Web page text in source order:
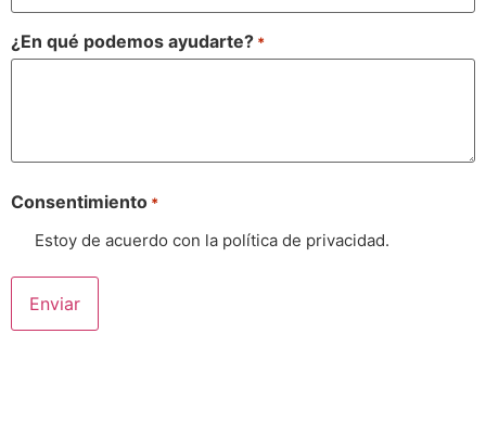
¿En qué podemos ayudarte? *
Consentimiento *
Estoy de acuerdo con la política de privacidad.